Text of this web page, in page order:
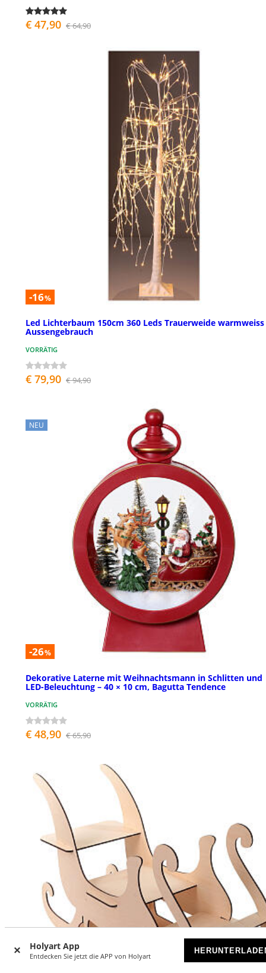
Holyart App
Entdecken Sie jetzt die APP von Holyart
€ 47,90 € 64,90
-16%
Led Lichterbaum 150cm 360 Leds Trauerweide warmweiss
Aussengebrauch
VORRÄTIG
€ 79,90 € 94,90
NEU
-26%
Dekorative Laterne mit Weihnachtsmann in Schlitten und
LED-Beleuchtung – 40 × 10 cm, Bagutta Tendence
VORRÄTIG
€ 48,90 € 65,90